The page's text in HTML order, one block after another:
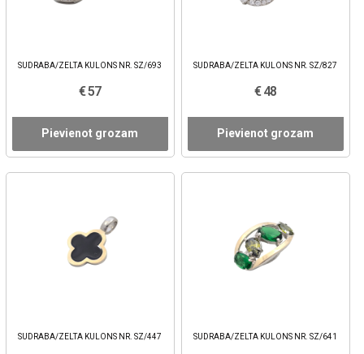
SUDRABA/ZELTA KULONS NR. SZ/693
€ 57
Pievienot grozam
SUDRABA/ZELTA KULONS NR. SZ/827
€ 48
Pievienot grozam
SUDRABA/ZELTA KULONS NR. SZ/447 SUDRABA/ZELTA KULONS NR. SZ/641